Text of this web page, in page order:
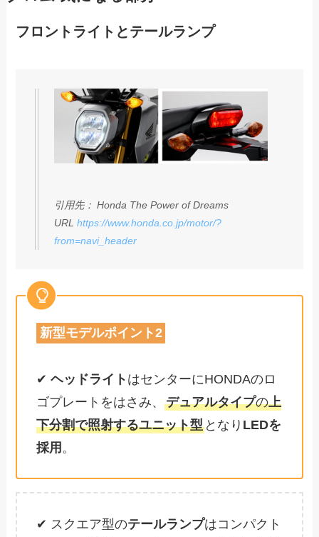
フロントライトとテールランプ
引用先： Honda The Power of Dreams
URLhttps://www.honda.co.jp/motor/?
from=navi_header
新型モデルポイント2
✔ヘッドライト はセンターにHONDAのロ
ゴプレートをはさみ、デュアルタイプの上
下分割で照射するユニット型 となり LEDを
採用 。
✔ スクエア型のテールランプはコンパクト